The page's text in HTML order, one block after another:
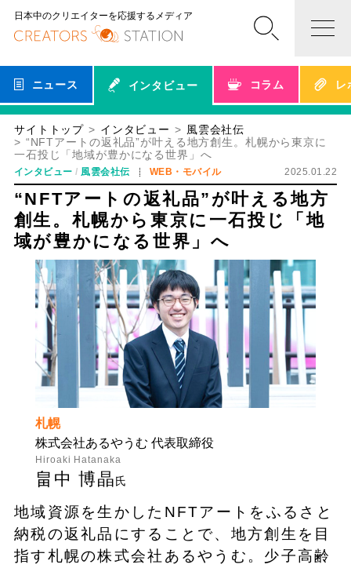
日本中のクリエイターを応援するメディア
ニュース インタビュー コラム レ
サイトトップ インタビュー
風雲会社伝
“NFTアートの返礼品”が叶える地方創生。札幌から東京に
一石投じ「地域が豊かになる世界」へ
インタビュー 風雲会社伝 WEB・モバイル 2025.01.22
“NFTアートの返礼品”が叶える地方
創生。札幌から東京に一石投じ「地
域が豊かになる世界」へ
札幌
株式会社あるやうむ 代表取締役
Hiroaki Hatanaka
畠中 博晶氏
地域資源を生かしたNFTアートをふるさと
納税の返礼品にすることで、地方創生を目
指す札幌の株式会社あるやうむ。少子高齢